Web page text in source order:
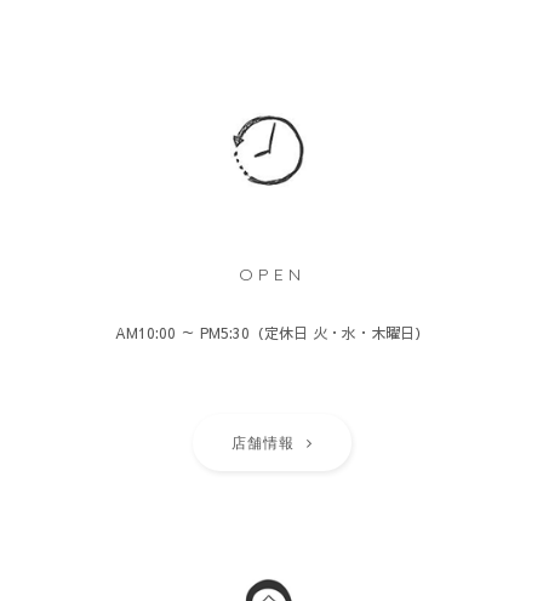
OPEN
AM10:00 ～ PM5:30（定休日 火・水・木曜日）
店舗情報